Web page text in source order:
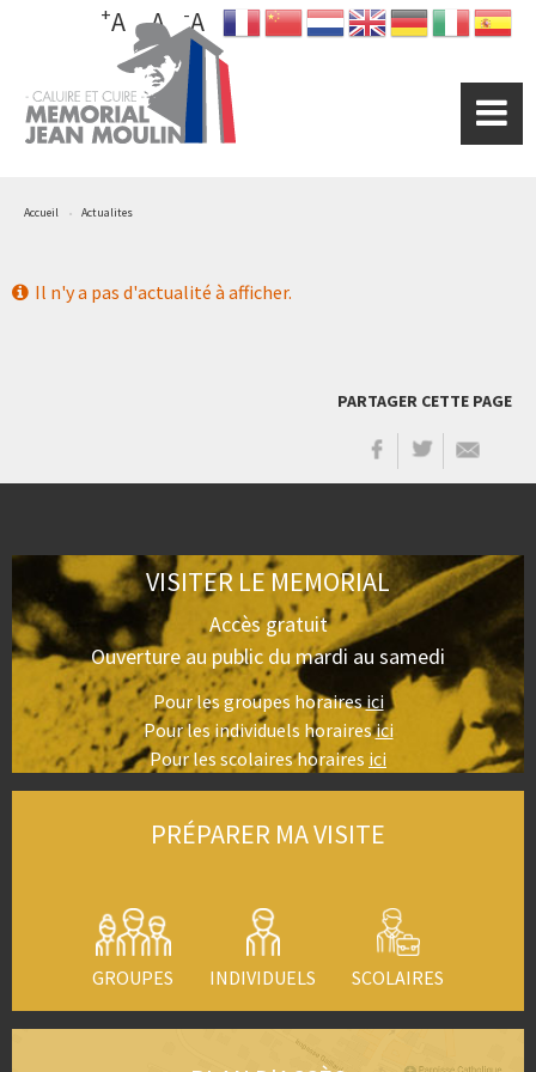
principal
-A
A
+A
Accueil Actualites
Il n'y a pas d'actualité à afficher.
PARTAGER CETTE PAGE
VISITER LE MEMORIAL
Accès gratuit
Ouverture au public du mardi au samedi
Pour les groupes horairesici
Pour les individuels horairesici
Pour les scolaires horaires ici
PRÉPARER MA VISITE
GROUPES INDIVIDUELS SCOLAIRES